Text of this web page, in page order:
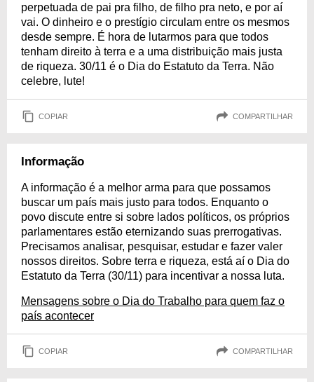
perpetuada de pai pra filho, de filho pra neto, e por aí
vai. O dinheiro e o prestígio circulam entre os mesmos
desde sempre. É hora de lutarmos para que todos
tenham direito à terra e a uma distribuição mais justa
de riqueza. 30/11 é o Dia do Estatuto da Terra. Não
celebre, lute!
COPIAR COMPARTILHAR
Informação
A informação é a melhor arma para que possamos
buscar um país mais justo para todos. Enquanto o
povo discute entre si sobre lados políticos, os próprios
parlamentares estão eternizando suas prerrogativas.
Precisamos analisar, pesquisar, estudar e fazer valer
nossos direitos. Sobre terra e riqueza, está aí o Dia do
Estatuto da Terra (30/11) para incentivar a nossa luta.
Mensagens sobre o Dia do Trabalho para quem faz o
país acontecer
COPIAR COMPARTILHAR